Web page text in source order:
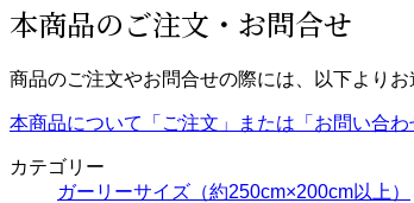
本商品のご注文・お問合せ
商品のご注文やお問合せの際には、以下より
本商品について「ご注文」または「お問い合わ
カテゴリー
ガーリーサイズ（約250cm×200cm以上）